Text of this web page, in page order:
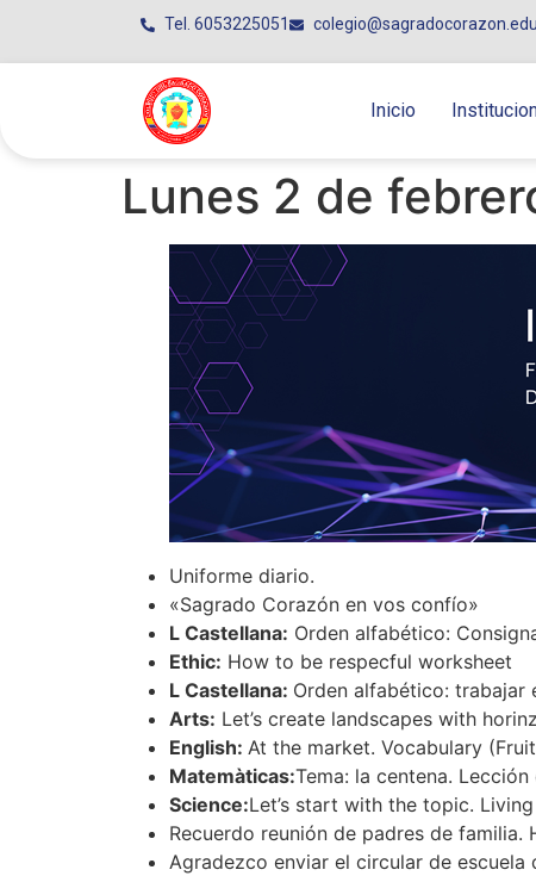
Tel. 6053225051
Inicio
Lunes 2 de
Uniforme diario.
«Sagrado Corazón en vos confío»
L Castellana: Orden alfabético:
Ethic: How to be respecful worksheet
L Castellana: Orden alfabético: trabajar
Arts: Let’s create landscapes with
English: At the market. Vocabulary
Matemàticas:Tema: la centena.
Science:Let’s start with the topic.
Recuerdo reunión de padres de
Agradezco enviar el circular de escuela